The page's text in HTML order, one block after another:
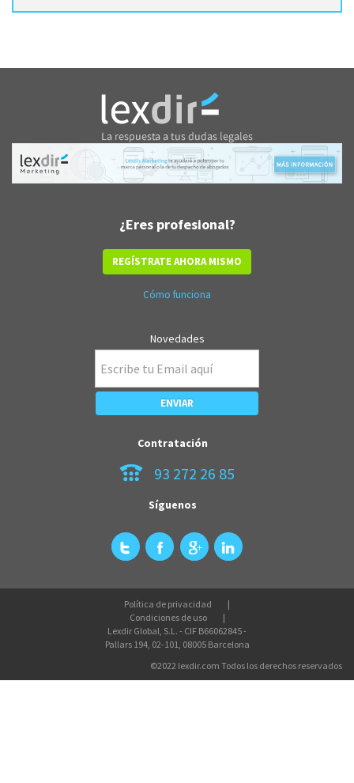
¿Eres profesional?
REGÍSTRATE AHORA MISMO
Cómo funciona
Novedades
Contratación
93 272 26 85
Síguenos
Política de privacidad
Condiciones de uso
Lexdir Global, S.L. - CIF B66062845 -
Pallars 194, 02-101, 08005 Barcelona
©2022 lexdir.com Todos los derechos reservados